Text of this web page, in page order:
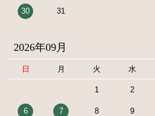
30 31
2026年09月
日 月 火 水
1 2
6 7 8 9